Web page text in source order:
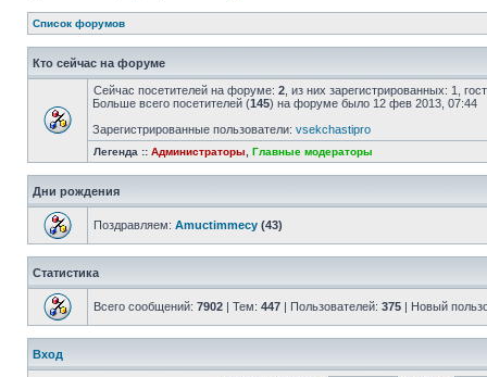
Список форумов
Кто сейчас на форуме
Сейчас посетителей на форуме: 2 , из них зарегистрированных: 1,
Больше всего посетителей (145) на форуме было 12 фев 2013, 07:44
Зарегистрированные пользователи: vsekchastipro
Легенда :: Администраторы Главные модераторы
Дни рождения
Поздравляем: Amuctimmecy (43)
Статистика
Всего сообщений: 7902 | Тем: 447 | Пользователей: 375 | Новый
Вход